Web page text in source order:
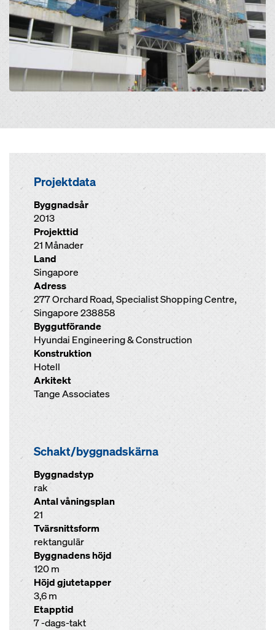
Projektdata
Byggnadsår
2013
Projekttid
21 Månader
Land
Singapore
Adress
277 Orchard Road, Specialist Shopping Centre,
Singapore 238858
Byggutförande
Hyundai Engineering & Construction
Konstruktion
Hotell
Arkitekt
Tange Associates
Schakt/byggnadskärna
Byggnadstyp
rak
Antal våningsplan
21
Tvärsnittsform
rektangulär
Byggnadens höjd
120 m
Höjd gjutetapper
3,6 m
Etapptid
7 -dags-takt